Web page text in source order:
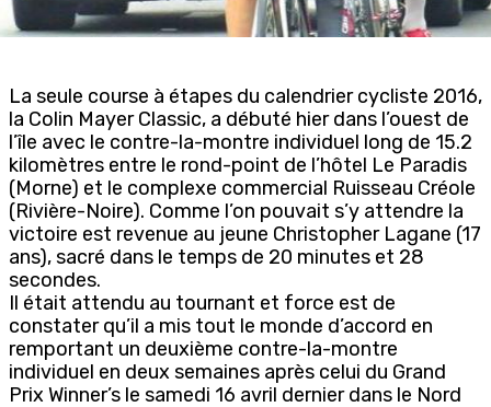
La seule course à étapes du calendrier cycliste 2016,
la Colin Mayer Classic, a débuté hier dans l’ouest de
l’île avec le contre-la-montre individuel long de 15.2
kilomètres entre le rond-point de l’hôtel Le Paradis
(Morne) et le complexe commercial Ruisseau Créole
(Rivière-Noire). Comme l’on pouvait s’y attendre la
victoire est revenue au jeune Christopher Lagane (17
ans), sacré dans le temps de 20 minutes et 28
secondes.
Il était attendu au tournant et force est de
constater qu’il a mis tout le monde d’accord en
remportant un deuxième contre-la-montre
individuel en deux semaines après celui du Grand
Prix Winner’s le samedi 16 avril dernier dans le Nord